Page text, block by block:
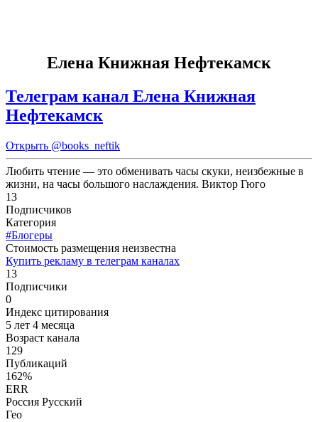
Елена Книжная Нефтекамск
Телеграм канал Елена Книжная
Нефтекамск
Открыть @books_neftik
Любить чтение — это обменивать часы скуки, неизбежные в
жизни, на часы большого наслаждения. Виктор Гюго
13
Подписчиков
Категория
#Блогеры
Cтоимость размещения неизвестна
Купить рекламу в телеграм каналах
13
Подписчики
0
Индекс цитирования
5 лет 4 месяца
Возраст канала
129
Публикаций
162%
ERR
Россия Русский
Гео